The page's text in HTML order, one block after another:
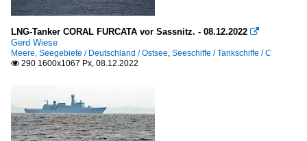
LNG-Tanker CORAL FURCATA vor Sassnitz. - 08.12.2022 
Gerd Wiese
Meere, Seegebiete / Deutschland / Ostsee, Seeschiffe / Tankschiffe / C
 290 1600x1067 Px, 08.12.2022